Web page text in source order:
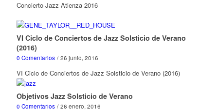
Concierto Jazz Atienza 2016
VI Ciclo de Conciertos de Jazz Solsticio de Verano
(2016)
0 Comentarios / 26 junio, 2016
VI Ciclo de Conciertos de Jazz Solsticio de Verano (2016)
Objetivos Jazz Solsticio de Verano
0 Comentarios / 26 enero, 2016